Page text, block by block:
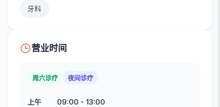
牙科
营业时间
周六诊疗 夜间诊疗
上午 09:00 - 13:00